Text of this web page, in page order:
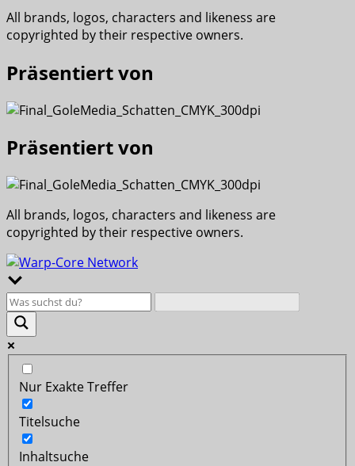
All brands, logos, characters and likeness are
copyrighted by their respective owners.
Präsentiert von
Präsentiert von
All brands, logos, characters and likeness are
copyrighted by their respective owners.
Nur Exakte Treffer
Titelsuche
Inhaltsuche